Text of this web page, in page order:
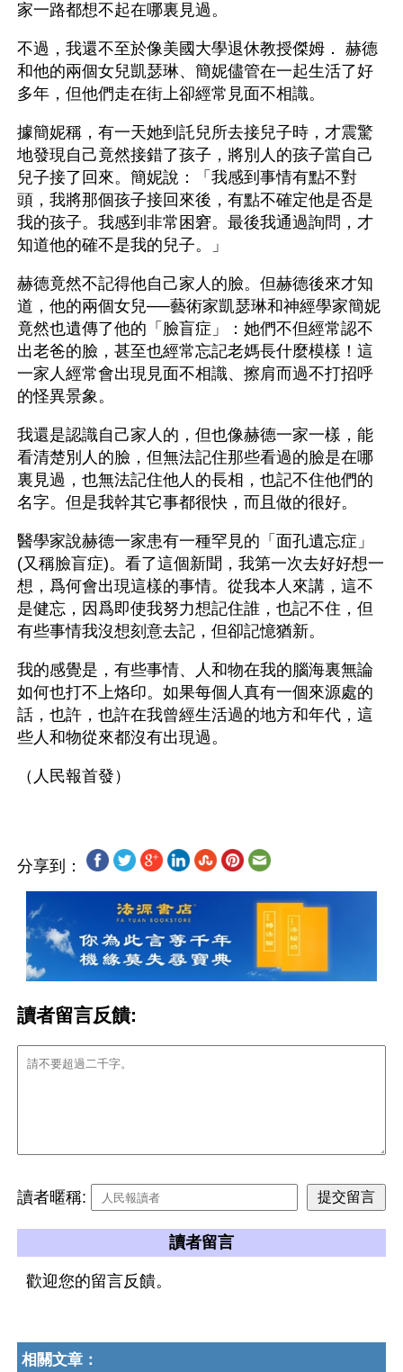
家一路都想不起在哪裏見過。
不過，我還不至於像美國大學退休教授傑姆． 赫德
和他的兩個女兒凱瑟琳、簡妮儘管在一起生活了好
多年，但他們走在街上卻經常見面不相識。
據簡妮稱，有一天她到託兒所去接兒子時，才震驚
地發現自己竟然接錯了孩子，將別人的孩子當自己
兒子接了回來。簡妮說：「我感到事情有點不對
頭，我將那個孩子接回來後，有點不確定他是否是
我的孩子。我感到非常困窘。最後我通過詢問，才
知道他的確不是我的兒子。」
赫德竟然不記得他自己家人的臉。但赫德後來才知
道，他的兩個女兒──藝術家凱瑟琳和神經學家簡妮
竟然也遺傳了他的「臉盲症」：她們不但經常認不
出老爸的臉，甚至也經常忘記老媽長什麼模樣！這
一家人經常會出現見面不相識、擦肩而過不打招呼
的怪異景象。
我還是認識自己家人的，但也像赫德一家一樣，能
看清楚別人的臉，但無法記住那些看過的臉是在哪
裏見過，也無法記住他人的長相，也記不住他們的
名字。但是我幹其它事都很快，而且做的很好。
醫學家說赫德一家患有一種罕見的「面孔遺忘症」
(又稱臉盲症)。看了這個新聞，我第一次去好好想一
想，爲何會出現這樣的事情。從我本人來講，這不
是健忘，因爲即使我努力想記住誰，也記不住，但
有些事情我沒想刻意去記，但卻記憶猶新。
我的感覺是，有些事情、人和物在我的腦海裏無論
如何也打不上烙印。如果每個人真有一個來源處的
話，也許，也許在我曾經生活過的地方和年代，這
些人和物從來都沒有出現過。
分享到：
讀者留言反饋:
讀者暱稱:
讀者留言
歡迎您的留言反饋。
相關文章：